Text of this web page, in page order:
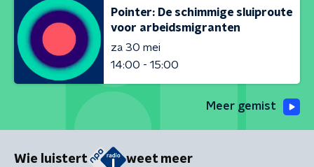
Pointer: De schimmige sluiproute
voor arbeidsmigranten
za 30 mei
14:00 - 15:00
Meer gemist
Wie luistert weet meer